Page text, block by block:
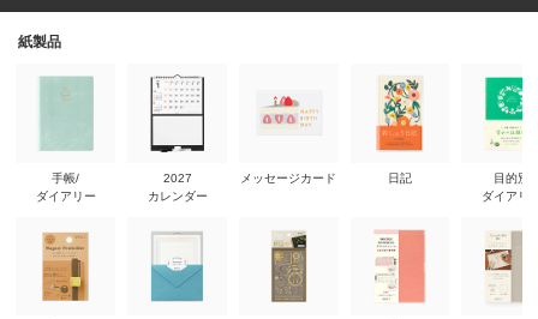
紙製品
手帳/
ダイアリー
2027
カレンダー
メッセージカード 日記
目的別
ダイアリ